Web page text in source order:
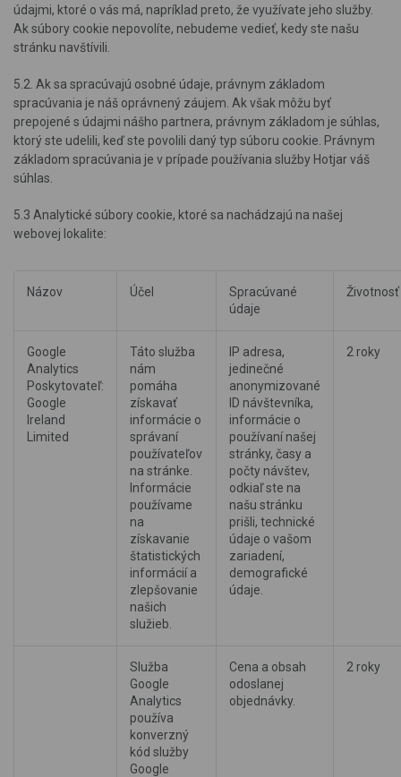
údajmi, ktoré o vás má, napríklad preto, že využívate jeho služby.
Ak súbory cookie nepovolíte, nebudeme vedieť, kedy ste našu
stránku navštívili.
5.2. Ak sa spracúvajú osobné údaje, právnym základom
spracúvania je náš oprávnený záujem. Ak však môžu byť
prepojené s údajmi nášho partnera, právnym základom je súhlas,
ktorý ste udelili, keď ste povolili daný typ súboru cookie. Právnym
základom spracúvania je v prípade používania služby Hotjar váš
súhlas.
5.3 Analytické súbory cookie, ktoré sa nachádzajú na našej
webovej lokalite:
Názov Účel
Spracúvané
údaje
Životnosť
Google
Analytics
Poskytovateľ:
Google
Ireland
Limited
Táto služba
nám
pomáha
získavať
informácie o
správaní
používateľov
na stránke.
Informácie
používame
na
získavanie
štatistických
informácií a
zlepšovanie
našich
služieb.
IP adresa,
jedinečné
anonymizované
ID návštevníka,
informácie o
používaní našej
stránky, časy a
počty návštev,
odkiaľ ste na
našu stránku
prišli, technické
údaje o vašom
zariadení,
demografické
údaje.
2 roky
Služba
Google
Analytics
používa
konverzný
kód služby
Google
Cena a obsah
odoslanej
objednávky.
2 roky